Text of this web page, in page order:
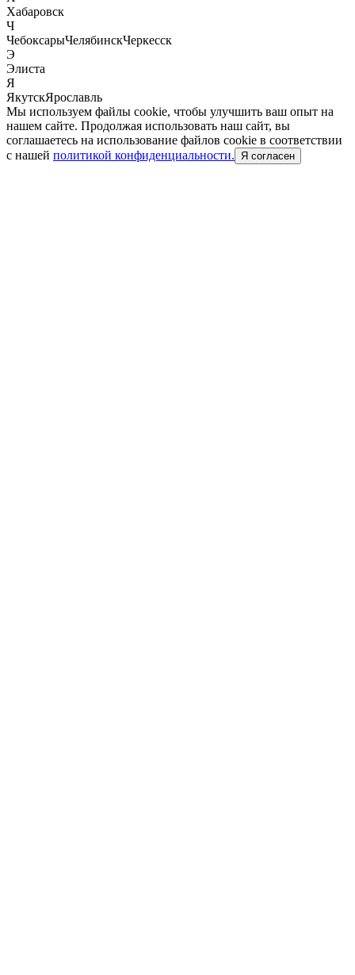
Хабаровск
Ч
ЧебоксарыЧелябинскЧеркесск
Э
Элиста
Я
ЯкутскЯрославль
Мы используем файлы cookie, чтобы улучшить ваш опыт на
нашем сайте. Продолжая использовать наш сайт, вы
соглашаетесь на использование файлов cookie в соответствии
с нашей политикой конфиденциальности. Я согласен